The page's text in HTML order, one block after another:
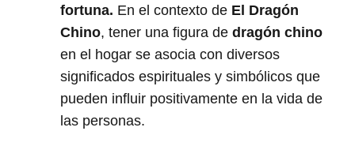
fortuna. En el contexto de El Dragón
Chino, tener una figura de dragón chino
en el hogar se asocia con diversos
significados espirituales y simbólicos que
pueden influir positivamente en la vida de
las personas.